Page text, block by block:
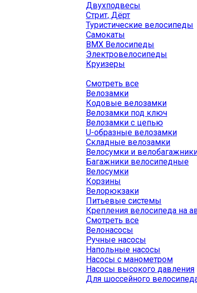
Двухподвесы
Стрит, Дёрт
Туристические велосипеды
Самокаты
BMX Велосипеды
Электровелосипеды
Круизеры
Смотреть все
Велозамки
Кодовые велозамки
Велозамки под ключ
Велозамки с цепью
U-образные велозамки
Складные велозамки
Велосумки и
Багажники велосипедные
Велосумки
Корзины
Велорюкзаки
Питьевые системы
Крепления велосипеда на
Смотреть все
Велонасосы
Ручные насосы
Напольные насосы
Насосы с манометром
Насосы высокого давления
Для шоссейного